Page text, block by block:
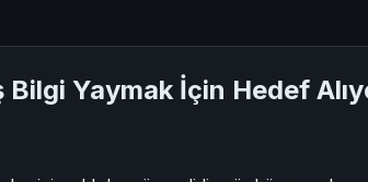
Bilgi Yaymak İçin Hedef